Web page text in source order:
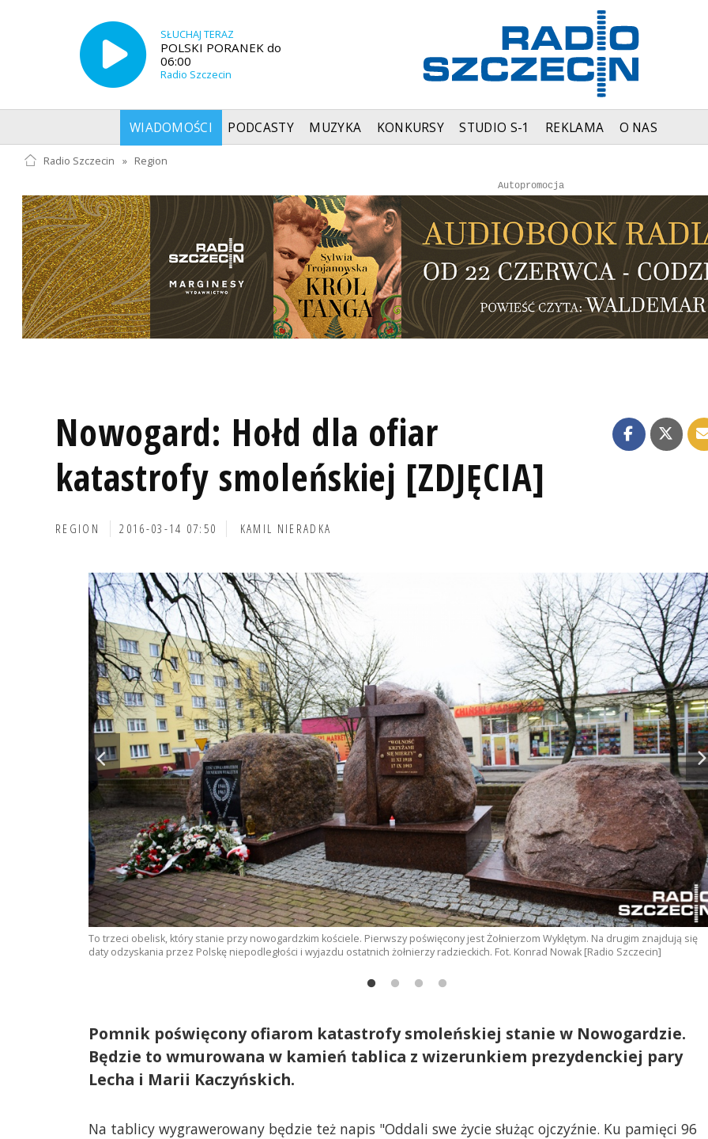
SŁUCHAJ TERAZ
POLSKI PORANEK do
06:00
Radio Szczecin
WIADOMOŚCI PODCASTY MUZYKA KONKURSY STUDIO S-1 REKLAMA O NAS
Radio Szczecin » Region
Autopromocja
Reklama
Nowogard: Hołd dla ofiar
katastrofy smoleńskiej [ZDJĘCIA]
REGION 2016-03-14 07:50 KAMIL NIERADKA
To trzeci obelisk, który stanie przy nowogardzkim kościele. Pierwszy poświęcony jest Żołnierzom Wyklętym. Na drugim znajdują się
daty odzyskania przez Polskę niepodległości i wyjazdu ostatnich żołnierzy radzieckich. Fot. Konrad Nowak [Radio Szczecin]
Pomnik poświęcony ofiarom katastrofy smoleńskiej stanie w Nowogardzie.
Będzie to wmurowana w kamień tablica z wizerunkiem prezydenckiej pary
Lecha i Marii Kaczyńskich.
Na tablicy wygrawerowany będzie też napis "Oddali swe życie służąc ojczyźnie. Ku pamięci 96